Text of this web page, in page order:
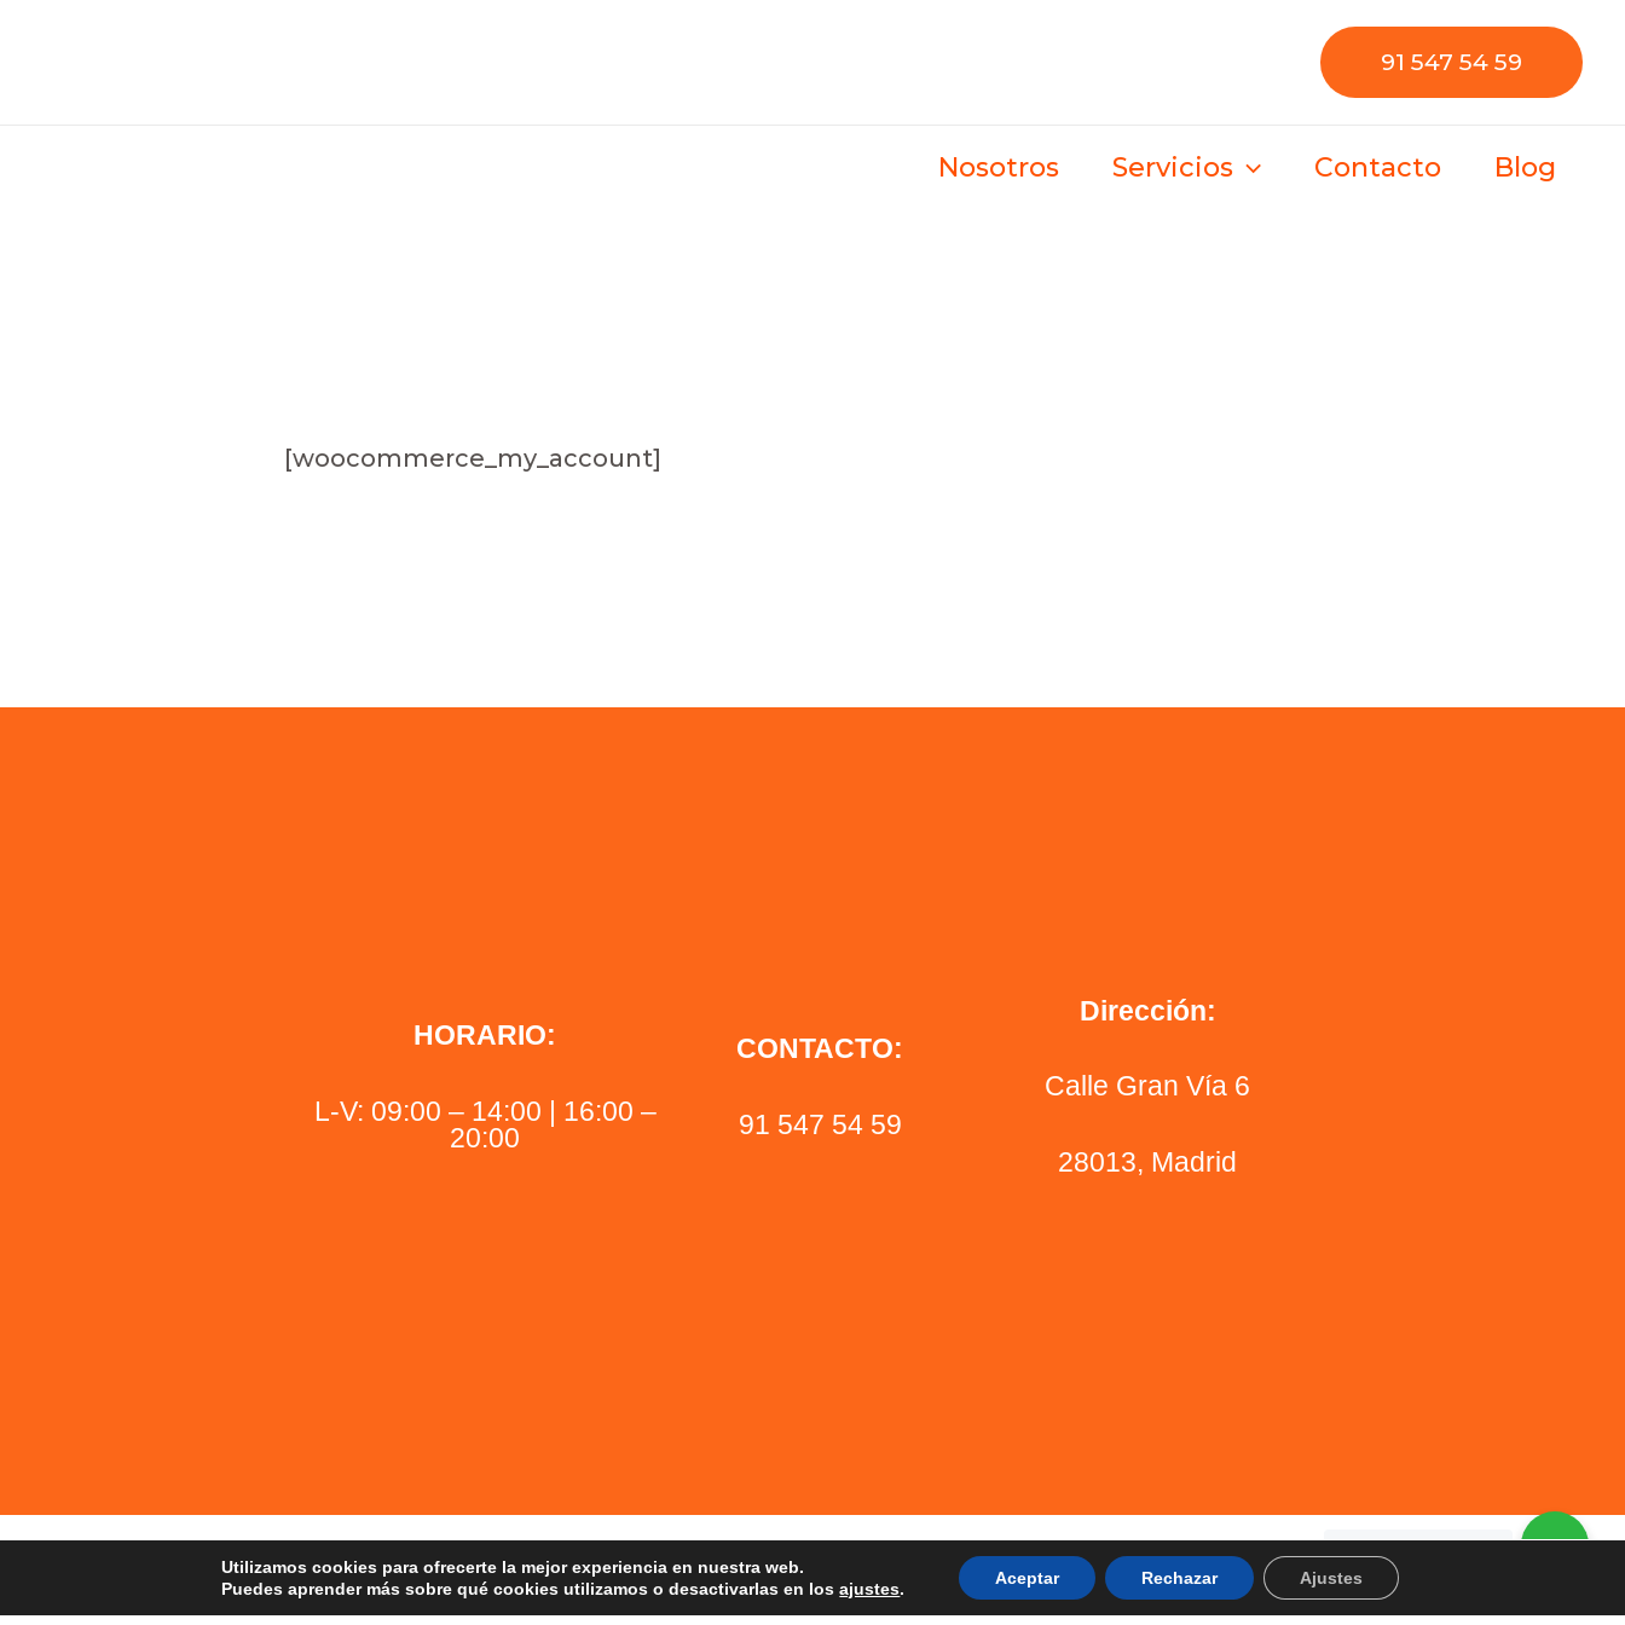
91 547 54 59
Nosotros Servicios Contacto Blog
[woocommerce_my_account]
HORARIO:
L-V: 09:00 – 14:00 | 16:00 –
20:00
CONTACTO:
91 547 54 59
Dirección:
Calle Gran Vía 6
28013, Madrid
Utilizamos cookies para ofrecerte la mejor experiencia en nuestra web.
Puedes aprender más sobre qué cookies utilizamos o desactivarlas en losajustes.
Aceptar Rechazar Ajustes